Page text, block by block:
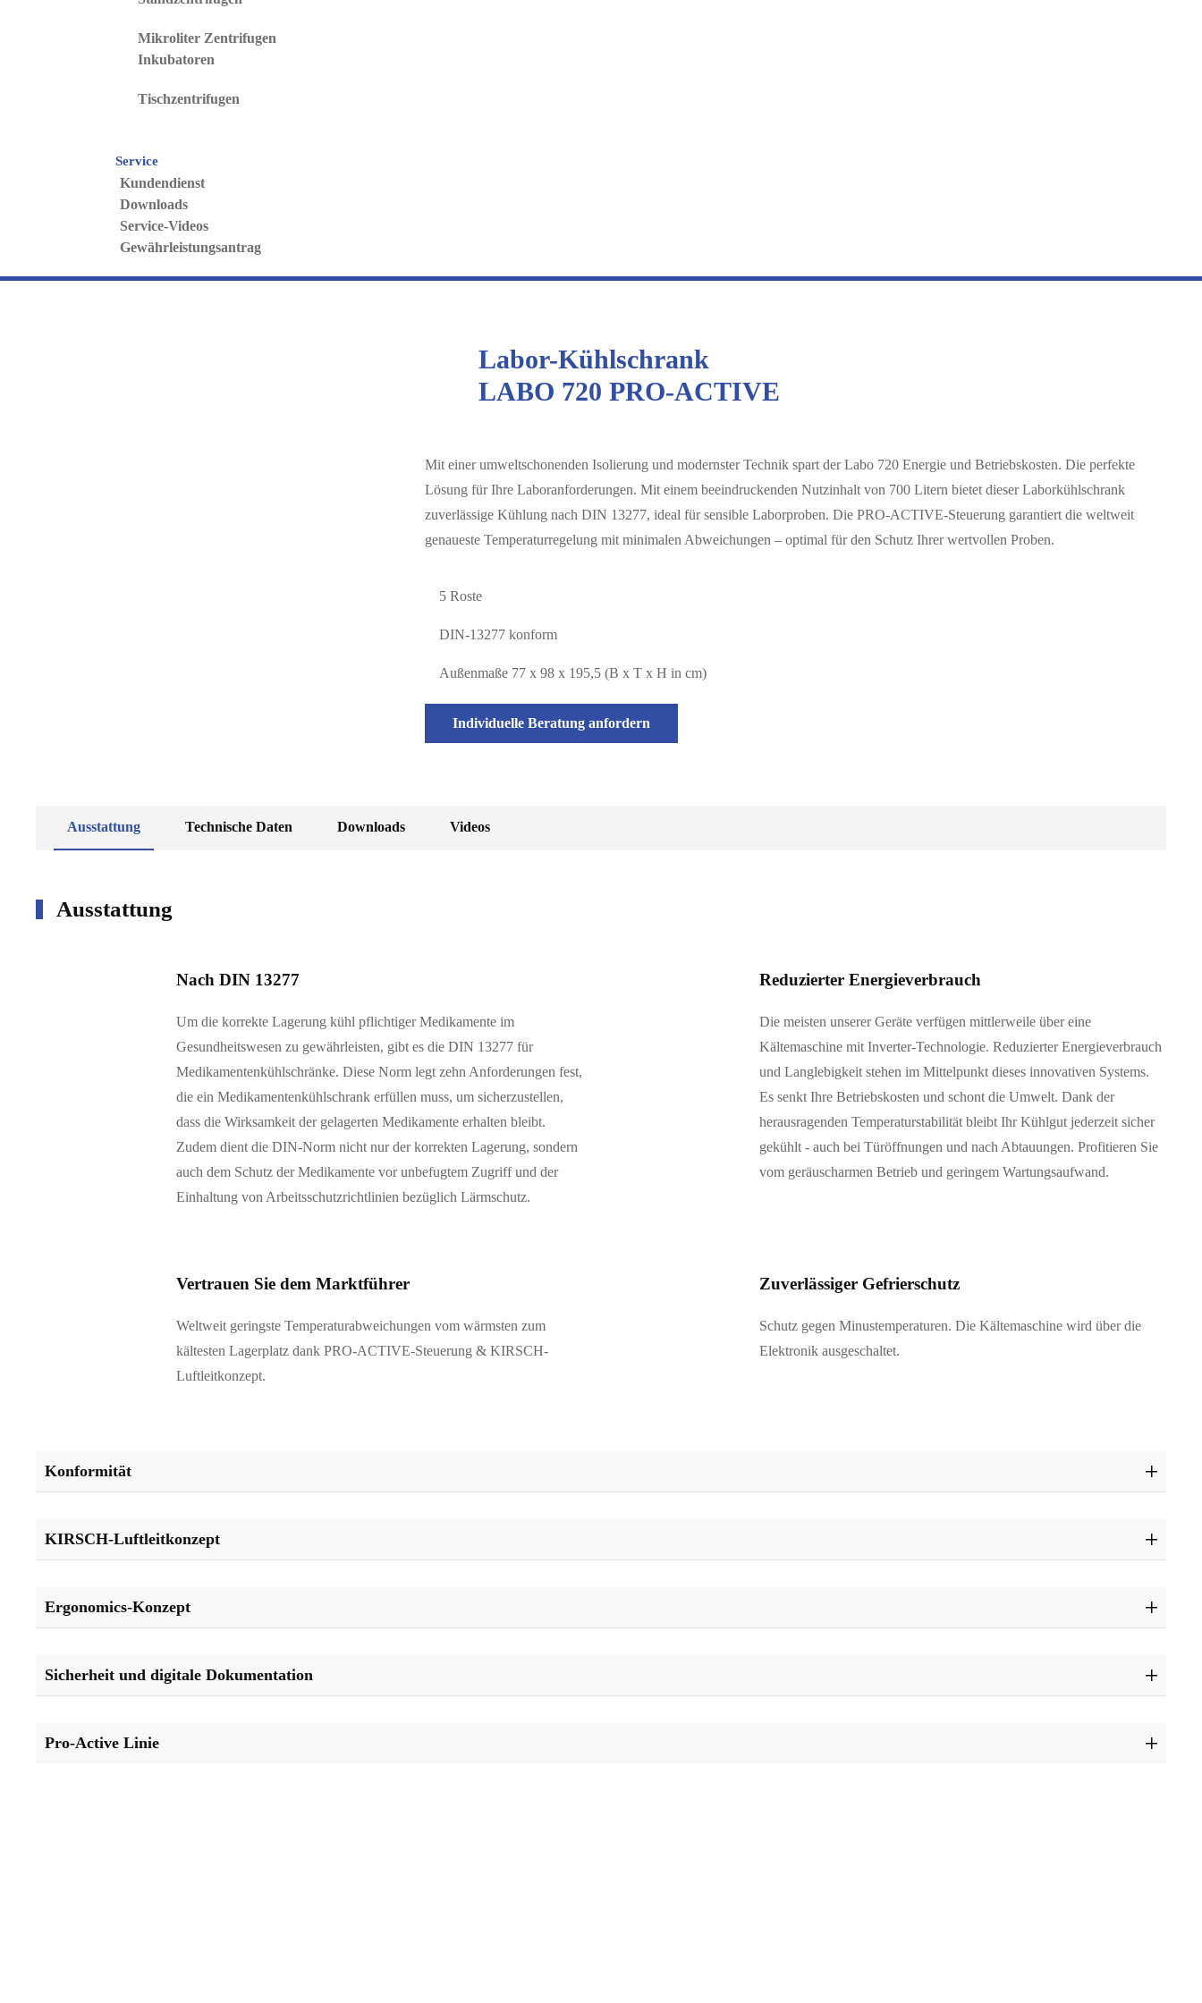
Mikroliter Zentrifugen
Inkubatoren
Tischzentrifugen
Service
Kundendienst
Downloads
Service-Videos
Gewährleistungsantrag
Labor-Kühlschrank
LABO 720 PRO-ACTIVE
Mit einer umweltschonenden Isolierung und modernster Technik spart der Labo 720 Energie und Betriebskosten. Die perfekte
Lösung für Ihre Laboranforderungen. Mit einem beeindruckenden Nutzinhalt von 700 Litern bietet dieser Laborkühlschrank
zuverlässige Kühlung nach DIN 13277, ideal für sensible Laborproben. Die PRO-ACTIVE-Steuerung garantiert die weltweit
genaueste Temperaturregelung mit minimalen Abweichungen – optimal für den Schutz Ihrer wertvollen Proben.
5 Roste
DIN-13277 konform
Außenmaße 77 x 98 x 195,5 (B x T x H in cm)
Individuelle Beratung anfordern
Ausstattung Technische Daten Downloads Videos
Ausstattung
Nach DIN 13277
Um die korrekte Lagerung kühl pflichtiger Medikamente im
Gesundheitswesen zu gewährleisten, gibt es die DIN 13277 für
Medikamentenkühlschränke. Diese Norm legt zehn Anforderungen fest,
die ein Medikamentenkühlschrank erfüllen muss, um sicherzustellen,
dass die Wirksamkeit der gelagerten Medikamente erhalten bleibt.
Zudem dient die DIN-Norm nicht nur der korrekten Lagerung, sondern
auch dem Schutz der Medikamente vor unbefugtem Zugriff und der
Einhaltung von Arbeitsschutzrichtlinien bezüglich Lärmschutz.
Reduzierter Energieverbrauch
Die meisten unserer Geräte verfügen mittlerweile über eine
Kältemaschine mit Inverter-Technologie. Reduzierter Energieverbrauch
und Langlebigkeit stehen im Mittelpunkt dieses innovativen Systems.
Es senkt Ihre Betriebskosten und schont die Umwelt. Dank der
herausragenden Temperaturstabilität bleibt Ihr Kühlgut jederzeit sicher
gekühlt - auch bei Türöffnungen und nach Abtauungen. Profitieren Sie
vom geräuscharmen Betrieb und geringem Wartungsaufwand.
Vertrauen Sie dem Marktführer
Weltweit geringste Temperaturabweichungen vom wärmsten zum
kältesten Lagerplatz dank PRO-ACTIVE-Steuerung & KIRSCH-
Luftleitkonzept.
Zuverlässiger Gefrierschutz
Schutz gegen Minustemperaturen. Die Kältemaschine wird über die
Elektronik ausgeschaltet.
Konformität
KIRSCH-Luftleitkonzept
Ergonomics-Konzept
Sicherheit und digitale Dokumentation
Pro-Active Linie